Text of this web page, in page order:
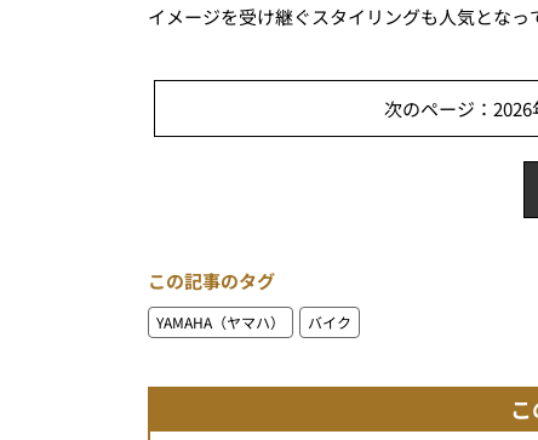
イメージを受け継ぐスタイリングも人気となっ
次のページ：2026
この記事のタグ
YAMAHA（ヤマハ） バイク